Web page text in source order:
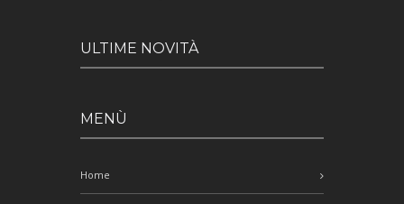
ULTIME NOVITÀ
MENÙ
Home